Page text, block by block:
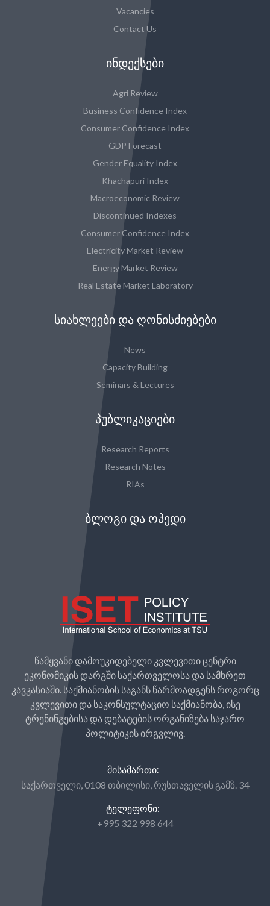
Vacancies
Contact Us
ᲘᲜᲓᲔᲥᲡᲔᲑᲘ
Agri Review
Business Confidence Index
Consumer Confidence Index
GDP Forecast
Gender Equality Index
Khachapuri Index
Macroeconomic Review
Discontinued Indexes
Consumer Confidence Index
Electricity Market Review
Energy Market Review
Real Estate Market Laboratory
ᲡᲘᲐᲮᲚᲔᲔᲑᲘ ᲓᲐ ᲦᲝᲜᲘᲡᲫᲘᲔᲑᲔᲑᲘ
News
Capacity Building
Seminars & Lectures
ᲞᲣᲑᲚᲘᲙᲐᲪᲘᲔᲑᲘ
Research Reports
Research Notes
RIAs
ᲑᲚᲝᲒᲘ ᲓᲐ ᲝᲞᲔᲓᲘ
წამყვანი დამოუკიდებელი კვლევითი ცენტრი
ეკონომიკის დარგში საქართველოსა და სამხრეთ
კავკასიაში. საქმიანობის საგანს წარმოადგენს როგორც
კვლევითი და საკონსულტაციო საქმიანობა, ისე
ტრენინგებისა და დებატების ორგანიზება საჯარო
პოლიტიკის ირგვლივ.
ᲛᲘᲡᲐᲛᲐᲠᲗᲘ:
საქართველი, 0108 თბილისი, რუსთაველის გამზ. 34
ᲢᲔᲚᲔᲤᲝᲜᲘ:
+995 322 998 644